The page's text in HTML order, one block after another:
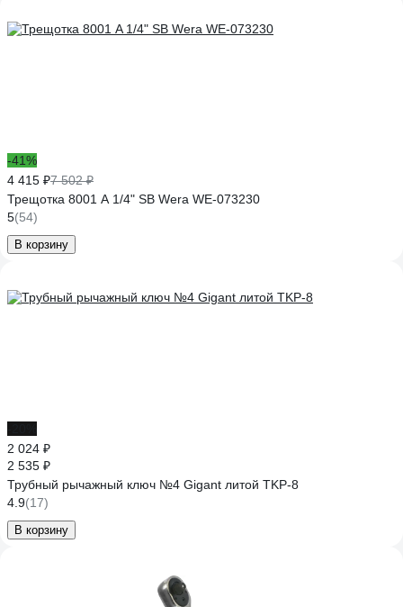
-41%
4 415 ₽7 502 ₽
Трещотка 8001 A 1/4" SB Wera WE-073230
5(54)
В корзину
2 024 ₽
2 535 ₽
Трубный рычажный ключ №4 Gigant литой TKP-8
4.9(17)
В корзину